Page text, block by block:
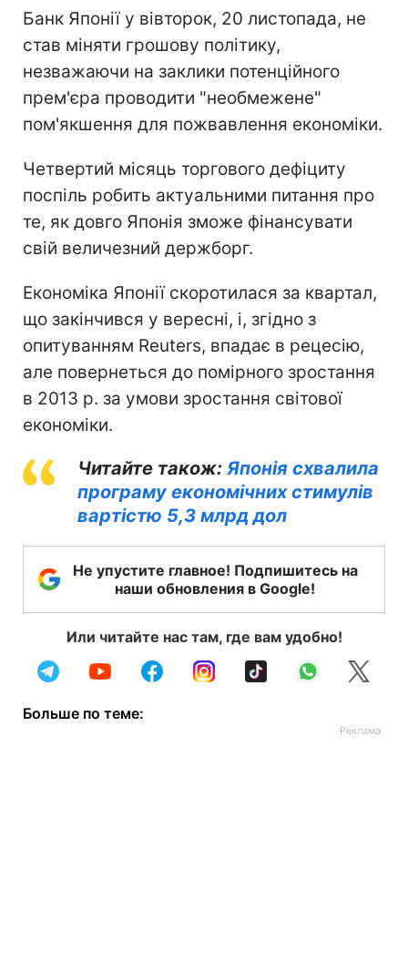
Банк Японії у вівторок, 20 листопада, не
став міняти грошову політику,
незважаючи на заклики потенційного
прем'єра проводити "необмежене"
пом'якшення для пожвавлення економіки.
Четвертий місяць торгового дефіциту
поспіль робить актуальними питання про
те, як довго Японія зможе фінансувати
свій величезний держборг.
Економіка Японії скоротилася за квартал,
що закінчився у вересні, і, згідно з
опитуванням Reuters, впадає в рецесію,
але повернеться до помірного зростання
в 2013 р. за умови зростання світової
економіки.
Читайте також: Японія схвалила
програму економічних стимулів
вартістю 5,3 млрд дол
Не упустите главное! Подпишитесь на
наши обновления в Google!
Или читайте нас там, где вам удобно!
Больше по теме: